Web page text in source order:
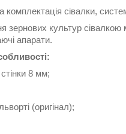
сівалки,
зернових культур
апарати.
8 мм;
(оригінал);